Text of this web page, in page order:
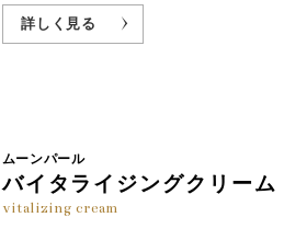
詳しく見る
ムーンパール
バイタライジングクリーム
vitalizing cream